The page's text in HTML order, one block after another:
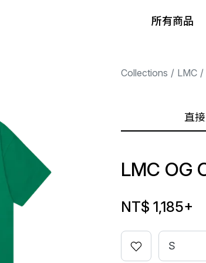
所有商品
Collections LMC
直
LMC OG
NT$ 1,185+
S